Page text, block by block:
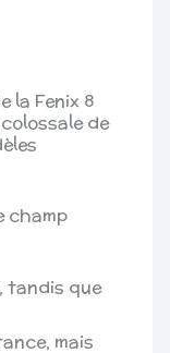
la Fenix 8
de
champ
tandis que
mais